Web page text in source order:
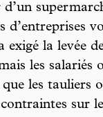
d’entreprises
la levée
les salariés
les tauliers
sur